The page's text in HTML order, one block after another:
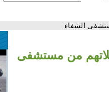
الشفاء
من مستشفى